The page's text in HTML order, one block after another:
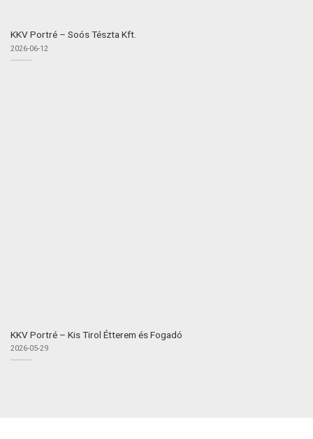
KKV Portré – Soós Tészta Kft.
2026-06-12
KKV Portré – Kis Tirol Étterem és Fogadó
2026-05-29